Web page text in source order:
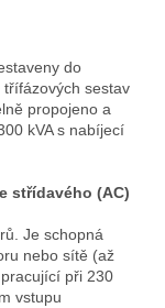
do
sestav
propojeno a
kVA s nabíjecí
střídavého (AC)
Je schopná
nebo sítě (až
pracující při 230
vstupu